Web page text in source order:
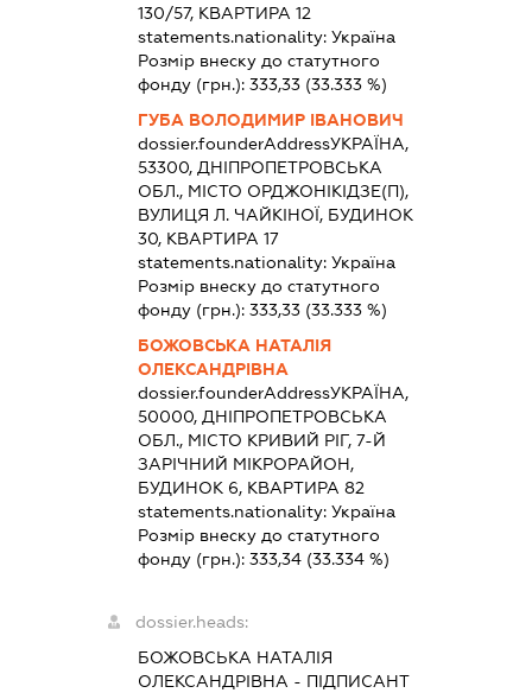
130/57, КВАРТИРА 12
statements.nationality: Україна
Розмір внеску до статутного
фонду (грн.): 333,33(33.333 %)
ГУБА ВОЛОДИМИР ІВАНОВИЧ
dossier.founderAddressУКРАЇНА,
53300, ДНІПРОПЕТРОВСЬКА
ОБЛ., МІСТО ОРДЖОНІКІДЗЕ(П),
ВУЛИЦЯ Л. ЧАЙКІНОЇ, БУДИНОК
30, КВАРТИРА 17
statements.nationality: Україна
Розмір внеску до статутного
фонду (грн.): 333,33(33.333 %)
БОЖОВСЬКА НАТАЛІЯ
ОЛЕКСАНДРІВНА
dossier.founderAddressУКРАЇНА,
50000, ДНІПРОПЕТРОВСЬКА
ОБЛ., МІСТО КРИВИЙ РІГ, 7-Й
ЗАРІЧНИЙ МІКРОРАЙОН,
БУДИНОК 6, КВАРТИРА 82
statements.nationality: Україна
Розмір внеску до статутного
фонду (грн.): 333,34(33.334 %)
dossier.heads:
БОЖОВСЬКА НАТАЛІЯ
ОЛЕКСАНДРІВНА - ПІДПИСАНТ